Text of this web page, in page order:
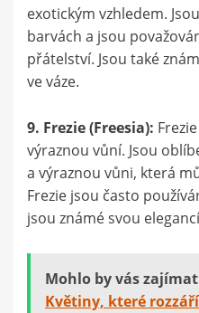
exotickým vzhledem.
barvách a jsou
přátelství. Jsou také
ve váze.
9. Frezie (Freesia):
výraznou vůní. Jsou
a výraznou vůni, která
Frezie jsou často
jsou známé svou
Mohlo by vás
Květiny, které